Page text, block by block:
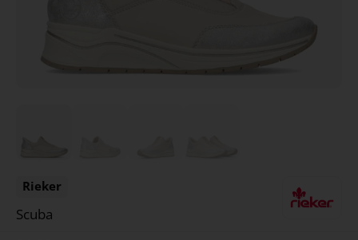
Rieker
Scuba